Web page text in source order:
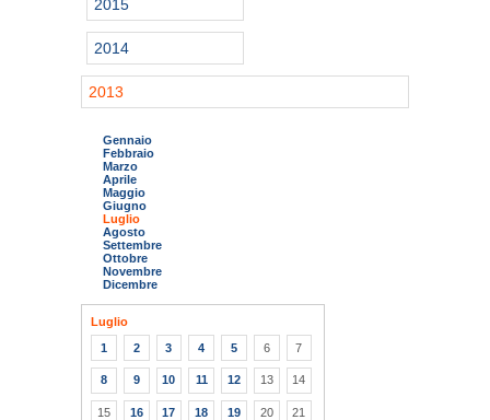
2015
2014
2013
Gennaio
Febbraio
Marzo
Aprile
Maggio
Giugno
Luglio
Agosto
Settembre
Ottobre
Novembre
Dicembre
Luglio
1
2 3 4 5 6 7
8 9 10 11 12 13 14
15 16 17 18 19 20 21